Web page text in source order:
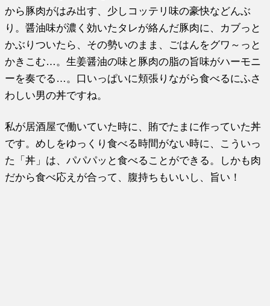
から豚肉がはみ出す、少しコッテリ味の豪快などんぶ
り。醤油味が濃く効いたタレが絡んだ豚肉に、カブっと
かぶりついたら、その勢いのまま、ごはんをグワ～っと
かきこむ…。生姜醤油の味と豚肉の脂の旨味がハーモニ
ーを奏でる…。口いっぱいに頬張りながら食べるにふさ
わしい男の丼ですね。
私が居酒屋で働いていた時に、賄でたまに作っていた丼
です。めしをゆっくり食べる時間がない時に、こういっ
た「丼」は、パパパッと食べることができる。しかも肉
だから食べ応えが合って、腹持ちもいいし、旨い！